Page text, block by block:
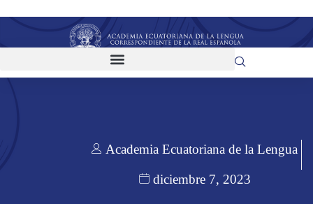
Academia Ecuatoriana de la Lengua
diciembre 7, 2023